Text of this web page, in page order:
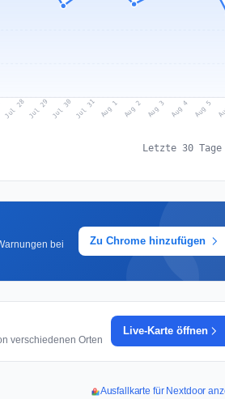
Jul 28 Jul 29 Jul 30 Jul 31 Aug 1 Aug 2 Aug 3 Aug 4 Aug 5
Letzte 30 Tage
bei
Zu Chrome hinzufügen
verschiedenen Orten
Live-Karte öffnen
Ausfallkarte für Nextdoor